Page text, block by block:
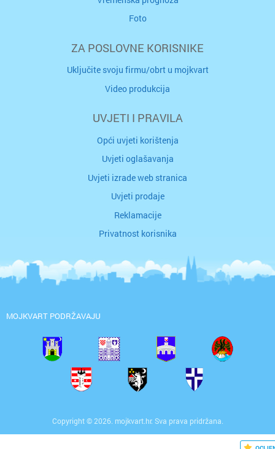
Foto
ZA POSLOVNE KORISNIKE
Uključite svoju firmu/obrt u mojkvart
Video produkcija
UVJETI I PRAVILA
Opći uvjeti korištenja
Uvjeti oglašavanja
Uvjeti izrade web stranica
Uvjeti prodaje
Reklamacije
Privatnost korisnika
MOJKVART PODRŽAVAJU
Copyright © 2026. mojkvart.hr. Sva prava pridržana.